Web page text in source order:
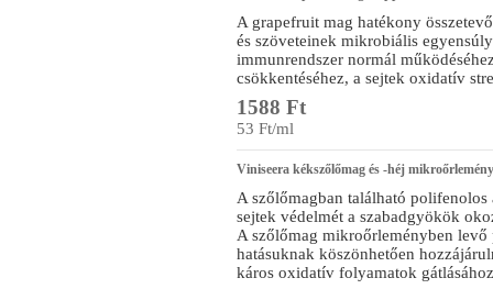
A grapefruit mag hatékony
és szöveteinek mikrobiális
immunrendszer normál
csökkentéséhez, a sejtek oxidatív
1588 Ft
53 Ft/ml
Viniseera kékszőlőmag és -héj
A szőlőmagban található
sejtek védelmét a szabadgyökök
A szőlőmag mikroőrleményben
hatásuknak köszönhetően
káros oxidatív folyamatok